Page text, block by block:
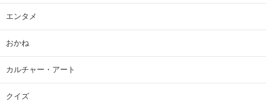
エンタメ
おかね
カルチャー・アート
クイズ